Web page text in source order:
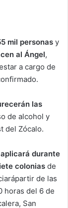
mil personas y
al Ángel,
a cargo de
las
de alcohol y
del Zócalo.
durante
colonias de
de las
horas del 6 de
San